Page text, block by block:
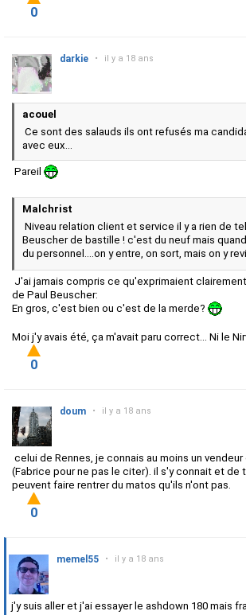
0
darkie • il y a 18 ans
acouel
Ce sont des salauds ils ont refusés ma
avec eux...
Pareil
Malchrist
Niveau relation client et service il y a rien de tel
Beuscher de bastille ! c'est du neuf mais
du personnel....on y entre, on sort, mais on y
J'ai jamais compris ce qu'exprimaient
de Paul Beuscher:
En gros, c'est bien ou c'est de la merde?
Moi j'y avais été, ça m'avait paru correct... Ni le
0
doum • il y a 18 ans
celui de Rennes, je connais au moins un
(Fabrice pour ne pas le citer). il s'y connait et de
peuvent faire rentrer du matos qu'ils n'ont pas.
0
memel55 • il y a 18 ans
j'y suis aller et j'ai essayer le ashdown 180 mais